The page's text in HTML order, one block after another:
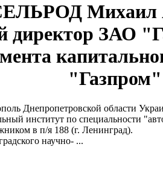
Михаил
директор ЗАО
"Газпром"
Днепропетровской области
институт по специальности
в п/я 188 (г. Ленинград).
научно- ...